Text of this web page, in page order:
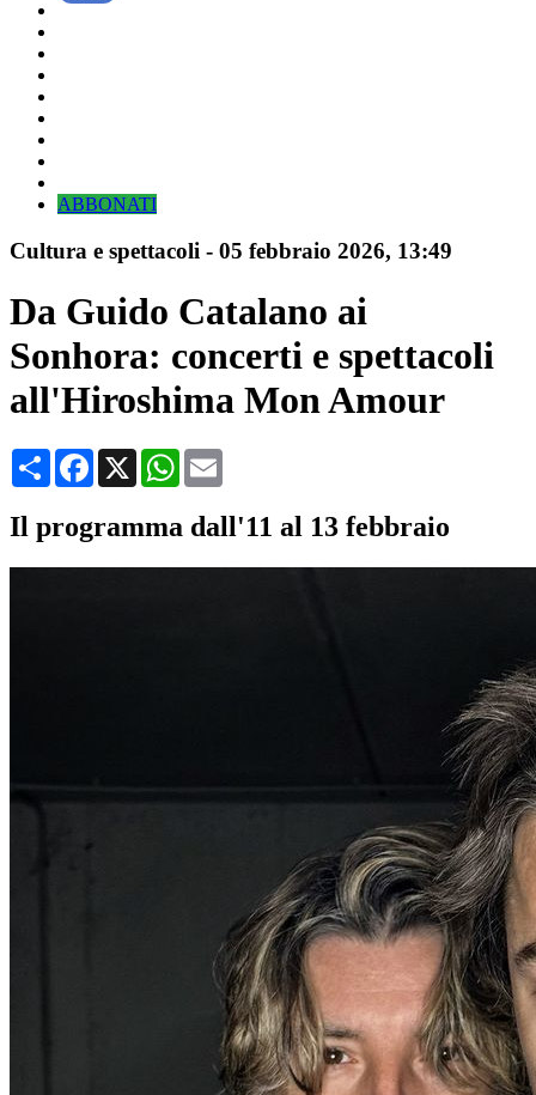
ABBONATI
Cultura e spettacoli - 05 febbraio 2026, 13:49
Da Guido Catalano ai
Sonhora: concerti e spettacoli
all'Hiroshima Mon Amour
CondividiFacebook
X WhatsApp
Il programma dall'11 al 13 febbraio